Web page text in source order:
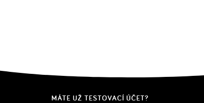
MÁTE UŽ TESTOVACÍ ÚČET?